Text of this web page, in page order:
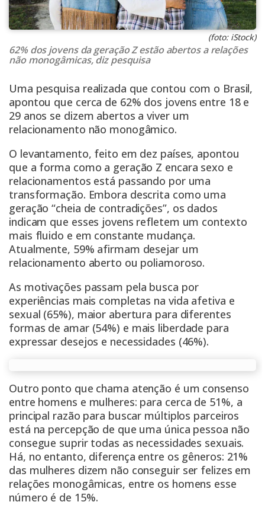
(foto: iStock)
62% dos jovens da geração Z estão abertos a relações
não monogâmicas, diz pesquisa
Uma pesquisa realizada que contou com o Brasil,
apontou que cerca de 62% dos jovens entre 18 e
29 anos se dizem abertos a viver um
relacionamento não monogâmico.
O levantamento, feito em dez países, apontou
que a forma como a geração Z encara sexo e
relacionamentos está passando por uma
transformação. Embora descrita como uma
geração “cheia de contradições”, os dados
indicam que esses jovens refletem um contexto
mais fluido e em constante mudança.
Atualmente, 59% afirmam desejar um
relacionamento aberto ou poliamoroso.
As motivações passam pela busca por
experiências mais completas na vida afetiva e
sexual (65%), maior abertura para diferentes
formas de amar (54%) e mais liberdade para
expressar desejos e necessidades (46%).
Outro ponto que chama atenção é um consenso
entre homens e mulheres: para cerca de 51%, a
principal razão para buscar múltiplos parceiros
está na percepção de que uma única pessoa não
consegue suprir todas as necessidades sexuais.
Há, no entanto, diferença entre os gêneros: 21%
das mulheres dizem não conseguir ser felizes em
relações monogâmicas, entre os homens esse
número é de 15%.